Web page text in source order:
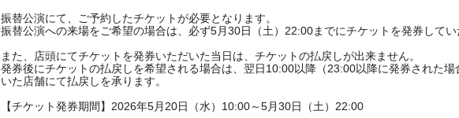
振替公演にて、ご予約したチケットが必要となります。
振替公演への来場をご希望の場合は、必ず5月30日（土）22:00までにチケットを発券してい
また、店頭にてチケットを発券いただいた当日は、チケットの払戻しが出来ません。
発券後にチケットの払戻しを希望される場合は、翌日10:00以降（23:00以降に発券された
いた店舗にて払戻しを承ります。
【チケット発券期間】2026年5月20日（水）10:00～5月30日（土）22:00